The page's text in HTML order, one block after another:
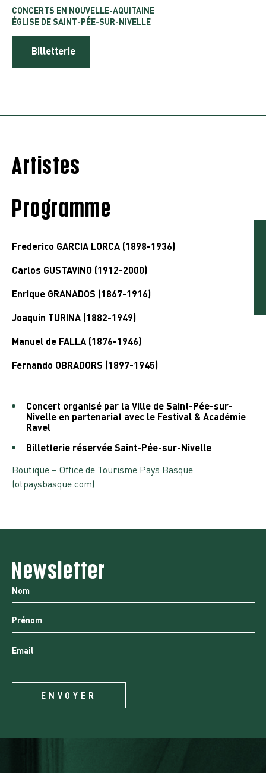
CONCERTS EN NOUVELLE-AQUITAINE
ÉGLISE DE SAINT-PÉE-SUR-NIVELLE
Billetterie
Artistes
Programme
Frederico GARCIA LORCA (1898-1936)
Carlos GUSTAVINO (1912-2000)
Enrique GRANADOS (1867-1916)
Joaquin TURINA (1882-1949)
Manuel de FALLA (1876-1946)
Fernando OBRADORS (1897-1945)
Concert organisé par la Ville de Saint-Pée-sur-
Nivelle en partenariat avec le Festival & Académie
Ravel
Billetterie réservée Saint-Pée-sur-Nivelle
Boutique – Office de Tourisme Pays Basque
(otpaysbasque.com)
Newsletter